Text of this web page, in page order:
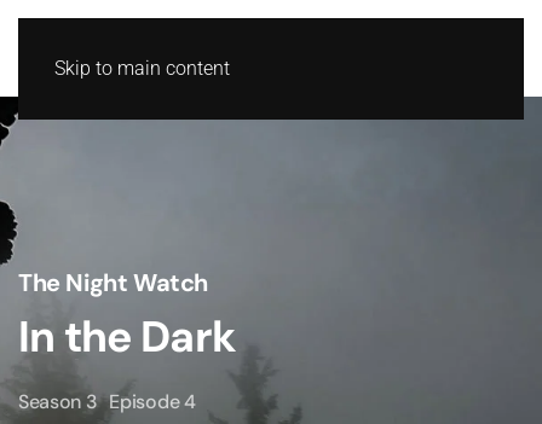
Skip to main content
The Night Watch
In the Dark
Season 3 Episode 4